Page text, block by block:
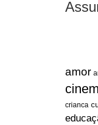
amor
crianca